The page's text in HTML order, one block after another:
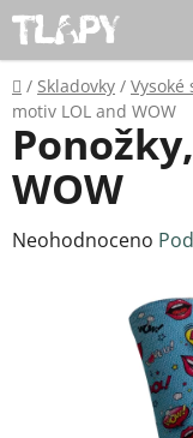
Přejít na obsah
Domů
/ Skladovky /
motiv LOL and WOW
WOW
Průměrné
Neohodnoceno